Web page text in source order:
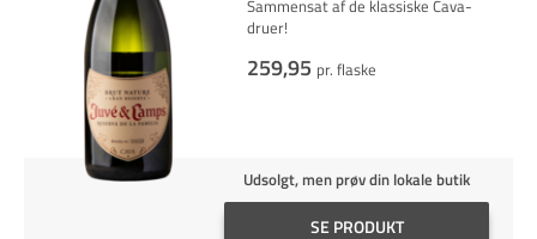
Sammensat af de klassiske Cava-
druer!
259,95 pr. flaske
Udsolgt, men prøv din lokale butik
SE PRODUKT